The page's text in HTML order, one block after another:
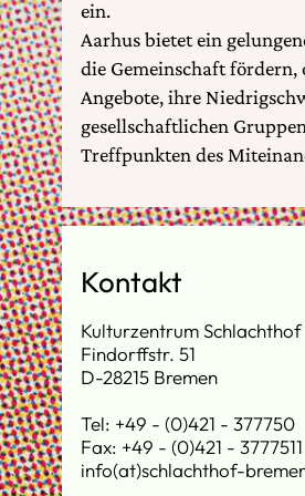
ein.
Aarhus bietet ein
die Gemeinschaft fördern,
Angebote, ihre
gesellschaftlichen
Treffpunkten des
Kontakt
Kulturzentrum Schlachthof
Findorffstr. 51
D-28215 Bremen
Tel: +49 - (0)421 - 377750
Fax: +49 - (0)421 - 3777511
info(at)schlachthof-